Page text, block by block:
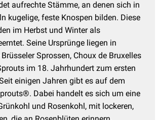
aufrechte Stämme, an denen sich in
kugelige, feste Knospen bilden. Diese
im Herbst und Winter als
Seine Ursprünge liegen in
Sprossen, Choux de Bruxelles
im 18. Jahrhundert zum ersten
einigen Jahren gibt es auf dem
Dabei handelt es sich um eine
und Rosenkohl, mit lockeren,